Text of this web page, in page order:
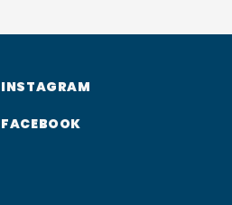
INSTAGRAM
FACEBOOK